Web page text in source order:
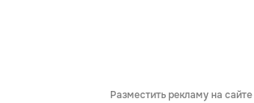
Разместить рекламу на сайте